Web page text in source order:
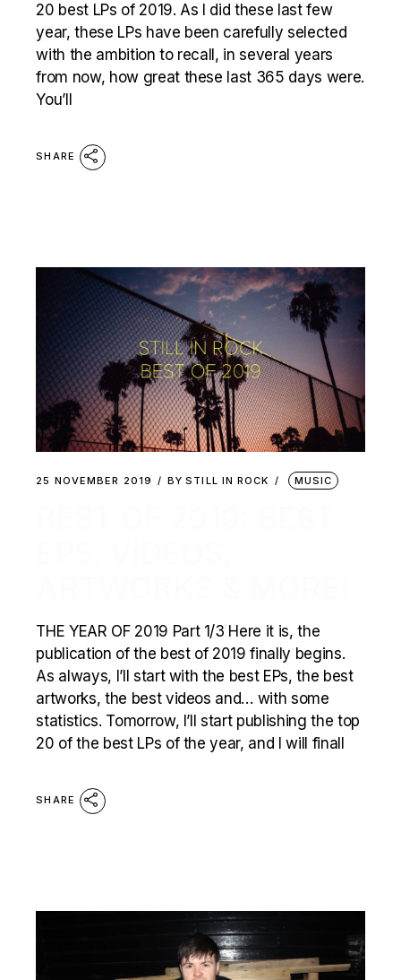
20 best LPs of 2019. As I did these last few
year, these LPs have been carefully selected
with the ambition to recall, in several years
from now, how great these last 365 days were.
You’ll
SHARE
25 NOVEMBER 2019 BY STILL IN ROCK MUSIC
THE YEAR OF 2019 Part 1/3 Here it is, the
publication of the best of 2019 finally begins.
As always, I’ll start with the best EPs, the best
artworks, the best videos and… with some
statistics. Tomorrow, I’ll start publishing the top
20 of the best LPs of the year, and I will finall
SHARE